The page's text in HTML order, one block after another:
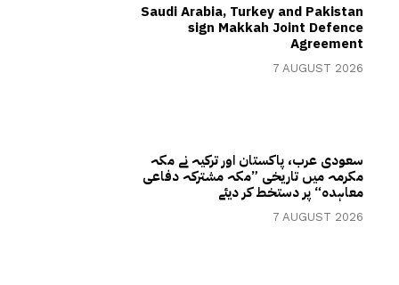
Saudi Arabia, Turkey and Pakistan
sign Makkah Joint Defence
Agreement
7 AUGUST 2026
سعودی عرب، پاکستان اور ترکیہ نے مکہ
مکرمہ میں تاریخی ”مکہ مشترکہ دفاعی
معاہدہ“ پر دستخط کر دیئے
7 AUGUST 2026